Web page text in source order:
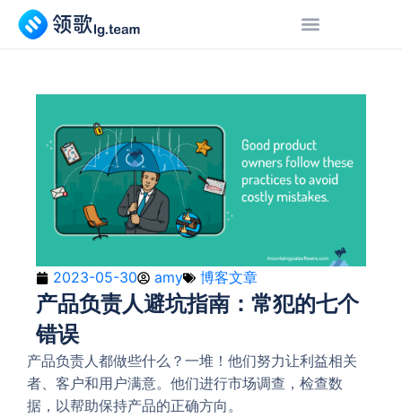
2023-05-30 amy 博客文章
产品负责人避坑指南：常犯的七个
错误
产品负责人都做些什么？一堆！他们努力让利益相关
者、客户和用户满意。他们进行市场调查，检查数
据，以帮助保持产品的正确方向。